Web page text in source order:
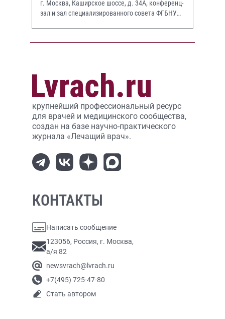
г. Москва, Каширское шоссе, д. 34А, конференц-
зал и зал специализированного совета ФГБНУ
крупнейший профессиональный ресурс
для врачей и медицинского сообщества,
создан на базе научно-практического
журнала «Лечащий врач».
КОНТАКТЫ
Написать сообщение
123056, Россия, г. Москва,
а/я 82
newsvrach@lvrach.ru
+7(495) 725-47-80
Стать автором